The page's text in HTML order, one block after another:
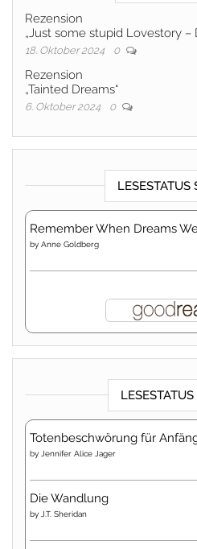
Rezension
„Just some stupid Lovestory –
18. Oktober 2024 0
Rezension
„Tainted Dreams“
6. Oktober 2024 0
LESESTATUS
Remember When Dreams
by Anne Goldberg
Totenbeschwörung für
by Jennifer Alice Jager
Die Wandlung
by J.T. Sheridan